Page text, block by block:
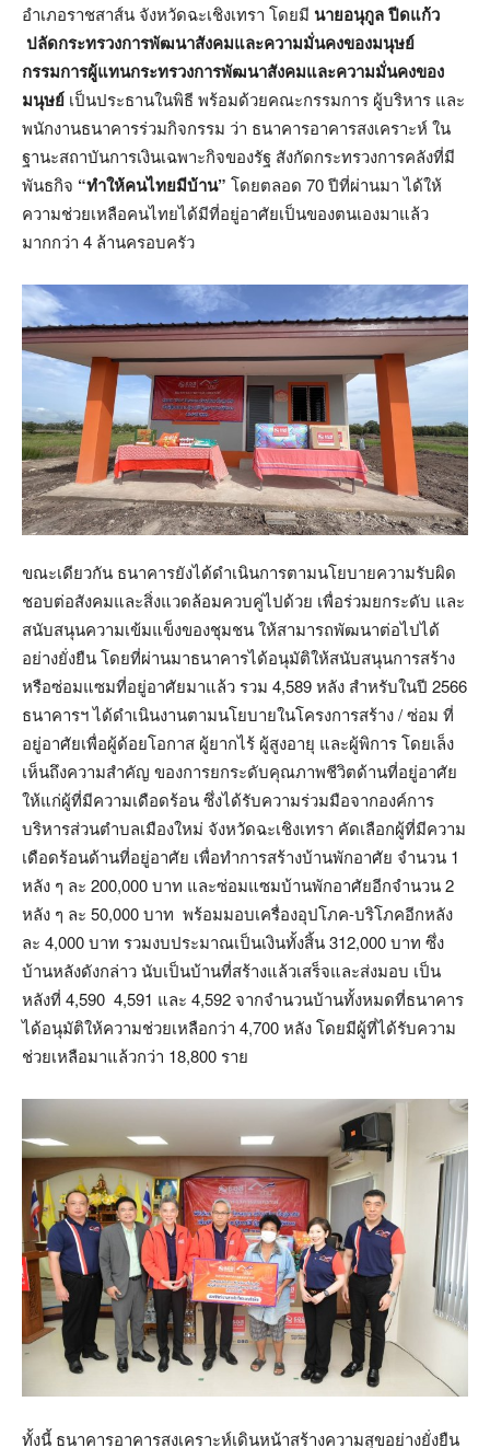
อำเภอราชสาส์น จังหวัดฉะเชิงเทรา โดยมี นายอนุกูล ปีดแก้ว
ปลัดกระทรวงการพัฒนาสังคมและความมั่นคงของมนุษย์
กรรมการผู้แทนกระทรวงการพัฒนาสังคมและความมั่นคงของ
มนุษย์ เป็นประธานในพิธี พร้อมด้วยคณะกรรมการ ผู้บริหาร และ
พนักงานธนาคารร่วมกิจกรรม ว่า ธนาคารอาคารสงเคราะห์ ใน
ฐานะสถาบันการเงินเฉพาะกิจของรัฐ สังกัดกระทรวงการคลังที่มี
พันธกิจ “ทำให้คนไทยมีบ้าน” โดยตลอด 70 ปีที่ผ่านมา ได้ให้
ความช่วยเหลือคนไทยได้มีที่อยู่อาศัยเป็นของตนเองมาแล้ว
มากกว่า 4 ล้านครอบครัว
ขณะเดียวกัน ธนาคารยังได้ดำเนินการตามนโยบายความรับผิด
ชอบต่อสังคมและสิ่งแวดล้อมควบคู่ไปด้วย เพื่อร่วมยกระดับ และ
สนับสนุนความเข้มแข็งของชุมชน ให้สามารถพัฒนาต่อไปได้
อย่างยั่งยืน โดยที่ผ่านมาธนาคารได้อนุมัติให้สนับสนุนการสร้าง
หรือซ่อมแซมที่อยู่อาศัยมาแล้ว รวม 4,589 หลัง สำหรับในปี 2566
ธนาคารฯ ได้ดำเนินงานตามนโยบายในโครงการสร้าง / ซ่อม ที่
อยู่อาศัยเพื่อผู้ด้อยโอกาส ผู้ยากไร้ ผู้สูงอายุ และผู้พิการ โดยเล็ง
เห็นถึงความสำคัญ ของการยกระดับคุณภาพชีวิตด้านที่อยู่อาศัย
ให้แก่ผู้ที่มีความเดือดร้อน ซึ่งได้รับความร่วมมือจากองค์การ
บริหารส่วนตำบลเมืองใหม่ จังหวัดฉะเชิงเทรา คัดเลือกผู้ที่มีความ
เดือดร้อนด้านที่อยู่อาศัย เพื่อทำการสร้างบ้านพักอาศัย จำนวน 1
หลัง ๆ ละ 200,000 บาท และซ่อมแซมบ้านพักอาศัยอีกจำนวน 2
หลัง ๆ ละ 50,000 บาท พร้อมมอบเครื่องอุปโภค-บริโภคอีกหลัง
ละ 4,000 บาท รวมงบประมาณเป็นเงินทั้งสิ้น 312,000 บาท ซึ่ง
บ้านหลังดังกล่าว นับเป็นบ้านที่สร้างแล้วเสร็จและส่งมอบ เป็น
หลังที่ 4,590 4,591 และ 4,592 จากจำนวนบ้านทั้งหมดที่ธนาคาร
ได้อนุมัติให้ความช่วยเหลือกว่า 4,700 หลัง โดยมีผู้ที่ได้รับความ
ช่วยเหลือมาแล้วกว่า 18,800 ราย
ทั้งนี้ ธนาคารอาคารสงเคราะห์เดินหน้าสร้างความสุขอย่างยั่งยืน